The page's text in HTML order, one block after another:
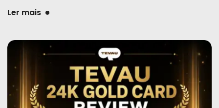
Ler mais